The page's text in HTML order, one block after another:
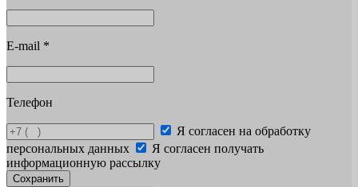
E-mail *
Телефон
Я согласен на обработку
персональных данных
Я согласен получать
информационную рассылку
Сохранить